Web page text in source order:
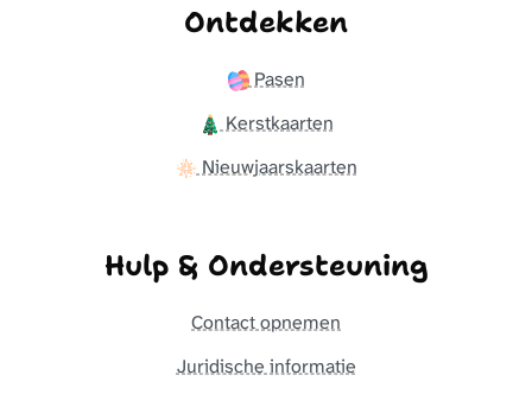
Ontdekken
Pasen
Kerstkaarten
Nieuwjaarskaarten
Hulp & Ondersteuning
Contact opnemen
Juridische informatie